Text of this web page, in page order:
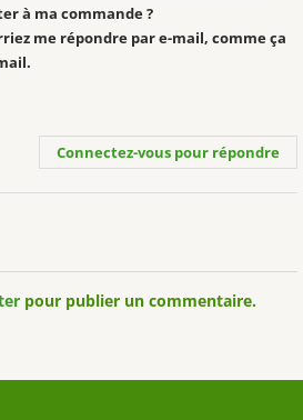
à ma commande ?
me répondre par e-mail, comme ça
Connectez-vous pour répondre
pour publier un commentaire.